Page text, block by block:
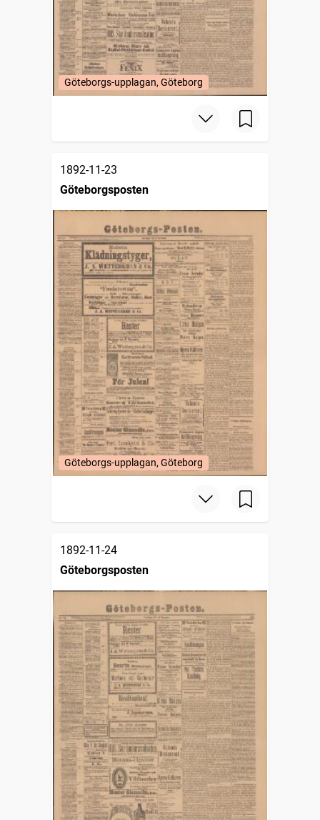
Göteborgs-upplagan, Göteborg
1892-11-23
Göteborgsposten
Göteborgs-upplagan, Göteborg
1892-11-24
Göteborgsposten